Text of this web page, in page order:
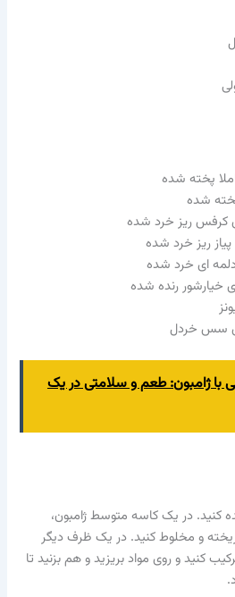
پخته شده
شده
کرفس ریز خرد شده
ریز خرد شده
ای خرد شده
خیارشور رنده شده
سس خردل
با ژامبون: طعم و سلامتی در یک
کنید. در یک کاسه متوسط ژامبون،
و مخلوط کنید. در یک ظرف دیگر
کنید و روی مواد بریزید و هم بزنید تا